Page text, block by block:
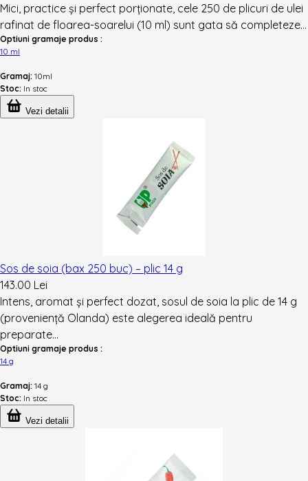
Mici, practice și perfect porționate, cele 250 de plicuri de ulei
rafinat de floarea-soarelui (10 ml) sunt gata să completeze...
Optiuni gramaje produs :
10 ml
Gramaj: 10ml
Stoc: In stoc
Vezi detalii
Sos de soia (bax 250 buc) – plic 14 g
143.00 Lei
Intens, aromat și perfect dozat, sosul de soia la plic de 14 g
(proveniență Olanda) este alegerea ideală pentru
preparate...
Optiuni gramaje produs :
14 g
Gramaj: 14 g
Stoc: In stoc
Vezi detalii